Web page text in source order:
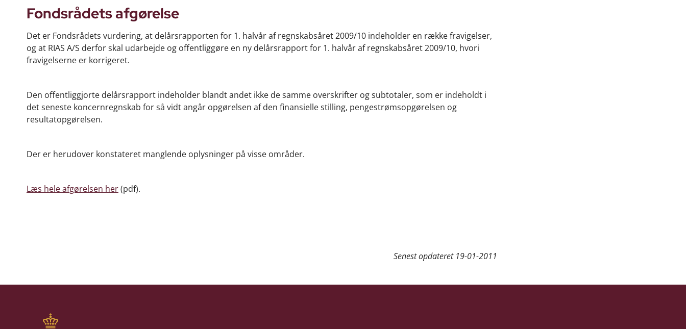
Fondsrådets afgørelse
Det er Fondsrådets vurdering, at delårsrapporten for 1. halvår af regnskabsåret 2009/10 indeholder en række fravigelser,
og at RIAS A/S derfor skal udarbejde og offentliggøre en ny delårsrapport for 1. halvår af regnskabsåret 2009/10, hvori
fravigelserne er korrigeret.
Den offentliggjorte delårsrapport indeholder blandt andet ikke de samme overskrifter og subtotaler, som er indeholdt i
det seneste koncernregnskab for så vidt angår opgørelsen af den finansielle stilling, pengestrømsopgørelsen og
resultatopgørelsen.
Der er herudover konstateret manglende oplysninger på visse områder.
Læs hele afgørelsen her(pdf).
Senest opdateret 19-01-2011